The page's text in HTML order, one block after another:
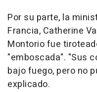
Por su parte, la
Francia, Catherine
Montorio fue
"emboscada". "Sus
bajo fuego, pero no
explicado.